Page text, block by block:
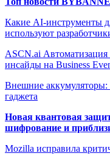
Какие AI-инструменты
используют
ASCN.ai
инсайды на Business
Внешние аккумуляторы:
гаджета
Новая квантовая
шифрование и
Mozilla исправила